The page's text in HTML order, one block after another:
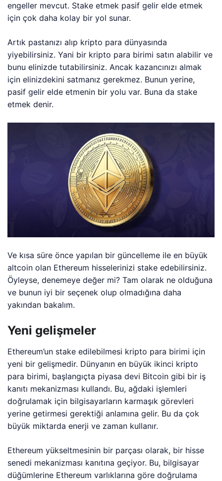
engeller mevcut. Stake etmek pasif gelir elde etmek
için çok daha kolay bir yol sunar.
Artık pastanızı alıp kripto para dünyasında
yiyebilirsiniz. Yani bir kripto para birimi satın alabilir ve
bunu elinizde tutabilirsiniz. Ancak kazancınızı almak
için elinizdekini satmanız gerekmez. Bunun yerine,
pasif gelir elde etmenin bir yolu var. Buna da stake
etmek denir.
Ve kısa süre önce yapılan bir güncelleme ile en büyük
altcoin olan Ethereum hisselerinizi stake edebilirsiniz.
Öyleyse, denemeye değer mi? Tam olarak ne olduğuna
ve bunun iyi bir seçenek olup olmadığına daha
yakından bakalım.
Yeni gelişmeler
Ethereum’un stake edilebilmesi kripto para birimi için
yeni bir gelişmedir. Dünyanın en büyük ikinci kripto
para birimi, başlangıçta piyasa devi Bitcoin gibi bir iş
kanıtı mekanizması kullandı. Bu, ağdaki işlemleri
doğrulamak için bilgisayarların karmaşık görevleri
yerine getirmesi gerektiği anlamına gelir. Bu da çok
büyük miktarda enerji ve zaman kullanır.
Ethereum yükseltmesinin bir parçası olarak, bir hisse
senedi mekanizması kanıtına geçiyor. Bu, bilgisayar
düğümlerine Ethereum varlıklarına göre doğrulama